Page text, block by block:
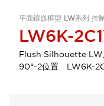
平面鑲嵌框型 LW系列 控
LW6K-
Flush Silhouette
90°-2位置 LW6K-